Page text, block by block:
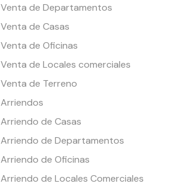
Venta de Departamentos
Venta de Casas
Venta de Oficinas
Venta de Locales comerciales
Venta de Terreno
Arriendos
Arriendo de Casas
Arriendo de Departamentos
Arriendo de Oficinas
Arriendo de Locales Comerciales